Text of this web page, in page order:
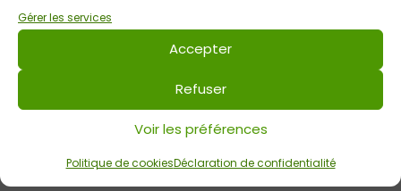
Gérer les services
Accepter
Refuser
Voir les préférences
Politique de cookiesDéclaration de confidentialité
ont testé
Un parc très agréable et ludique à souhait et
un accueil au top. Une aventure à découvrir
en famille dans des conditions de sécurité
une activité en famille au grand air !